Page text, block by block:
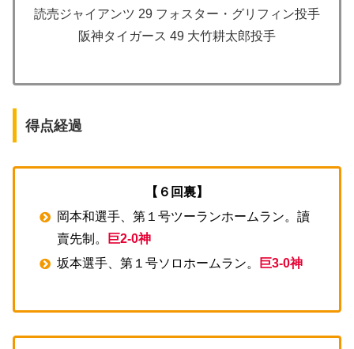
読売ジャイアンツ 29 フォスター・グリフィン投手
阪神タイガース 49 大竹耕太郎投手
得点経過
【６回裏】
岡本和選手、第１号ツーランホームラン。讀
賣先制。
巨2-0神
坂本選手、第１号ソロホームラン。
巨3-0神